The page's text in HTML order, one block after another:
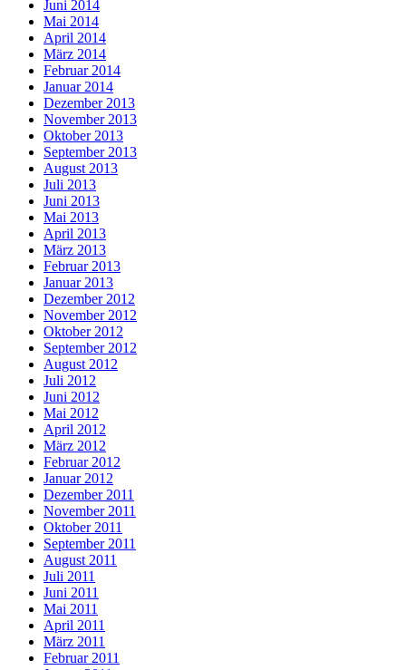
Juni 2014
Mai 2014
April 2014
März 2014
Februar 2014
Januar 2014
Dezember 2013
November 2013
Oktober 2013
September 2013
August 2013
Juli 2013
Juni 2013
Mai 2013
April 2013
März 2013
Februar 2013
Januar 2013
Dezember 2012
November 2012
Oktober 2012
September 2012
August 2012
Juli 2012
Juni 2012
Mai 2012
April 2012
März 2012
Februar 2012
Januar 2012
Dezember 2011
November 2011
Oktober 2011
September 2011
August 2011
Juli 2011
Juni 2011
Mai 2011
April 2011
März 2011
Februar 2011